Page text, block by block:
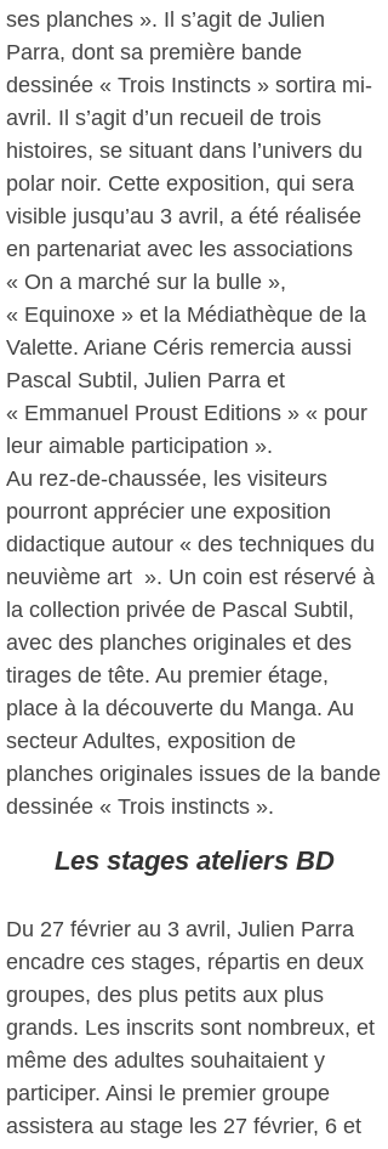
ses planches ». Il s’agit de Julien
Parra, dont sa première bande
dessinée « Trois Instincts » sortira mi-
avril. Il s’agit d’un recueil de trois
histoires, se situant dans l’univers du
polar noir. Cette exposition, qui sera
visible jusqu’au 3 avril, a été réalisée
en partenariat avec les associations
« On a marché sur la bulle »,
« Equinoxe » et la Médiathèque de la
Valette. Ariane Céris remercia aussi
Pascal Subtil, Julien Parra et
« Emmanuel Proust Editions » « pour
leur aimable participation ».
Au rez-de-chaussée, les visiteurs
pourront apprécier une exposition
didactique autour « des techniques du
neuvième art ». Un coin est réservé à
la collection privée de Pascal Subtil,
avec des planches originales et des
tirages de tête. Au premier étage,
place à la découverte du Manga. Au
secteur Adultes, exposition de
planches originales issues de la bande
dessinée « Trois instincts ».
Les stages ateliers BD
Du 27 février au 3 avril, Julien Parra
encadre ces stages, répartis en deux
groupes, des plus petits aux plus
grands. Les inscrits sont nombreux, et
même des adultes souhaitaient y
participer. Ainsi le premier groupe
assistera au stage les 27 février, 6 et